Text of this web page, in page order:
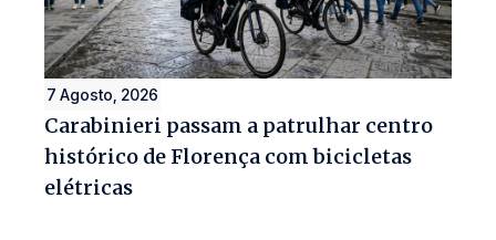
7 Agosto, 2026
Carabinieri passam a patrulhar centro
histórico de Florença com bicicletas
elétricas